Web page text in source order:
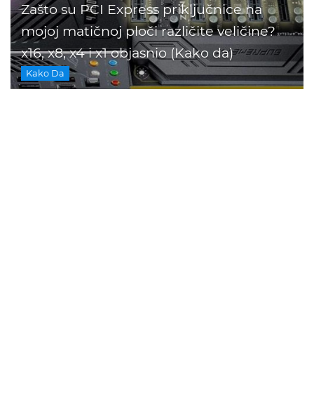
Zašto su PCI Express priključnice na
mojoj matičnoj ploči različite veličine?
x16, x8, x4 i x1 objasnio (Kako da)
Kako Da